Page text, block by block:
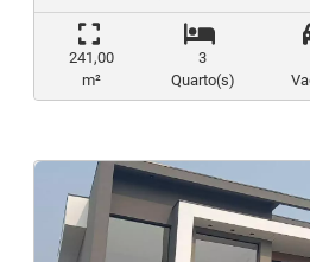
241,00
m²
3
Quarto(s)